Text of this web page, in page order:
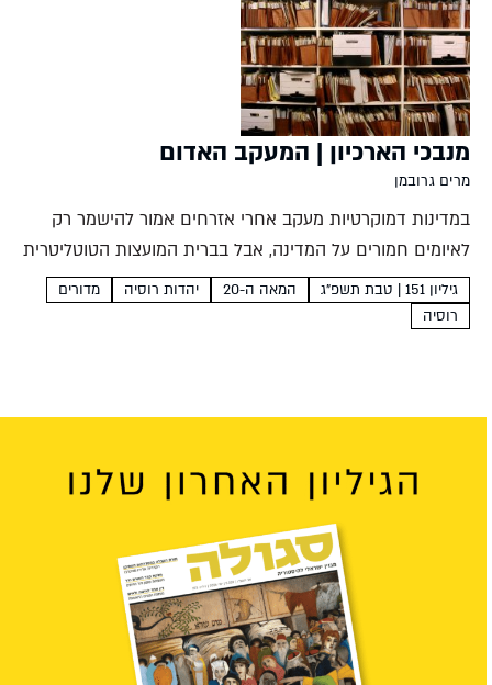
מנבכי הארכיון | המעקב האדום
מרים גרובמן
במדינות דמוקרטיות מעקב אחרי אזרחים אמור להישמר רק
לאיומים חמורים על המדינה, אבל בברית המועצות הטוטליטרית
גם לימוד עברית או כוונה להגר הצדיקו מעקב של סוכני חרש.
תיקי הקג"ב שנחשפים מאפשרים לחוקרים להביא את
גיליון 151 | טבת תשפ"ג המאה ה-20 יהדות רוסיה
מדורים
רוסיה